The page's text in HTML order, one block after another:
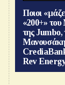
Ποιοι
«200+» του
της
Rev